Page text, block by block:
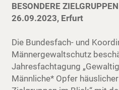
BESONDERE
26.09.2023, Erfurt
Die Bundesfach- und
Männergewaltschutz
Jahresfachtagung
Männliche* Opfer